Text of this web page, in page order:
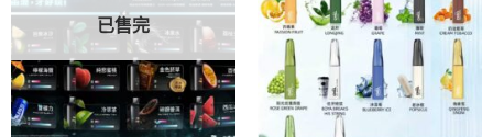
已售完